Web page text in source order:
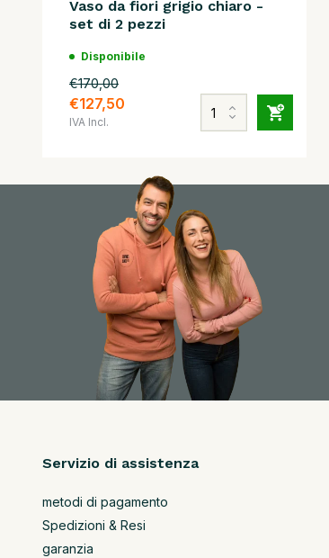
Vaso da fiori grigio chiaro -
set di 2 pezzi
Disponibile
€170,00
€127,50
IVA Incl.
Servizio di assistenza
metodi di pagamento
Spedizioni & Resi
garanzia